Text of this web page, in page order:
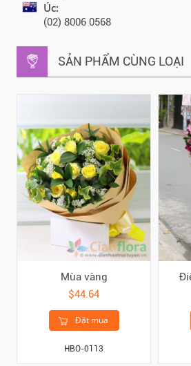
Úc:
(02) 8006 0568
SẢN PHẨM CÙNG LOẠI
Mùa vàng
$44.64
Đặt mua
HBO-0113